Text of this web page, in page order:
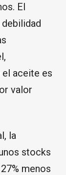
El
aceite es
valor
la
stocks
menos